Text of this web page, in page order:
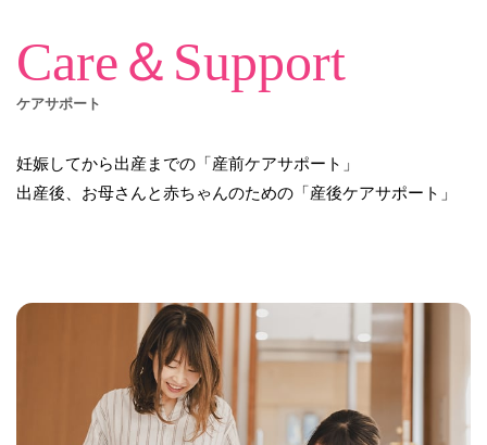
Care＆Support
ケアサポート
妊娠してから出産までの「産前ケアサポート」
出産後、お母さんと赤ちゃんのための「産後ケアサポート」